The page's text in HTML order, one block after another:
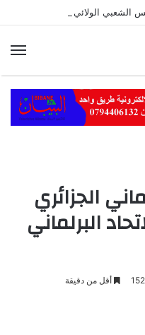
الجزائري
149 للاتحاد البرلماني
152 أقل من دقيقة